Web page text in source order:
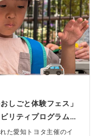
しごと体験フェス」
リティプログラムを
た愛知トヨタ主催のイ